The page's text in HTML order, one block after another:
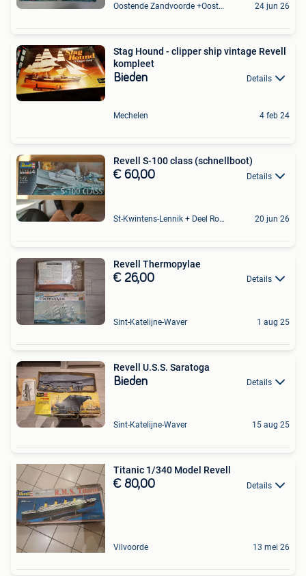
Oostende Zandvoorde +Oostende 24 jun 26
Stag Hound - clipper ship vintage Revell
kompleet
Bieden Details
Mechelen 4 feb 24
Revell S-100 class (schnellboot)
€ 60,00 Details
St-Kwintens-Lennik + Deel Roosdaal 20 jun 26
Revell Thermopylae
€ 26,00 Details
Sint-Katelijne-Waver 1 aug 25
Revell U.S.S. Saratoga
Bieden Details
Sint-Katelijne-Waver 15 aug 25
Titanic 1/340 Model Revell
€ 80,00 Details
Vilvoorde 13 mei 26